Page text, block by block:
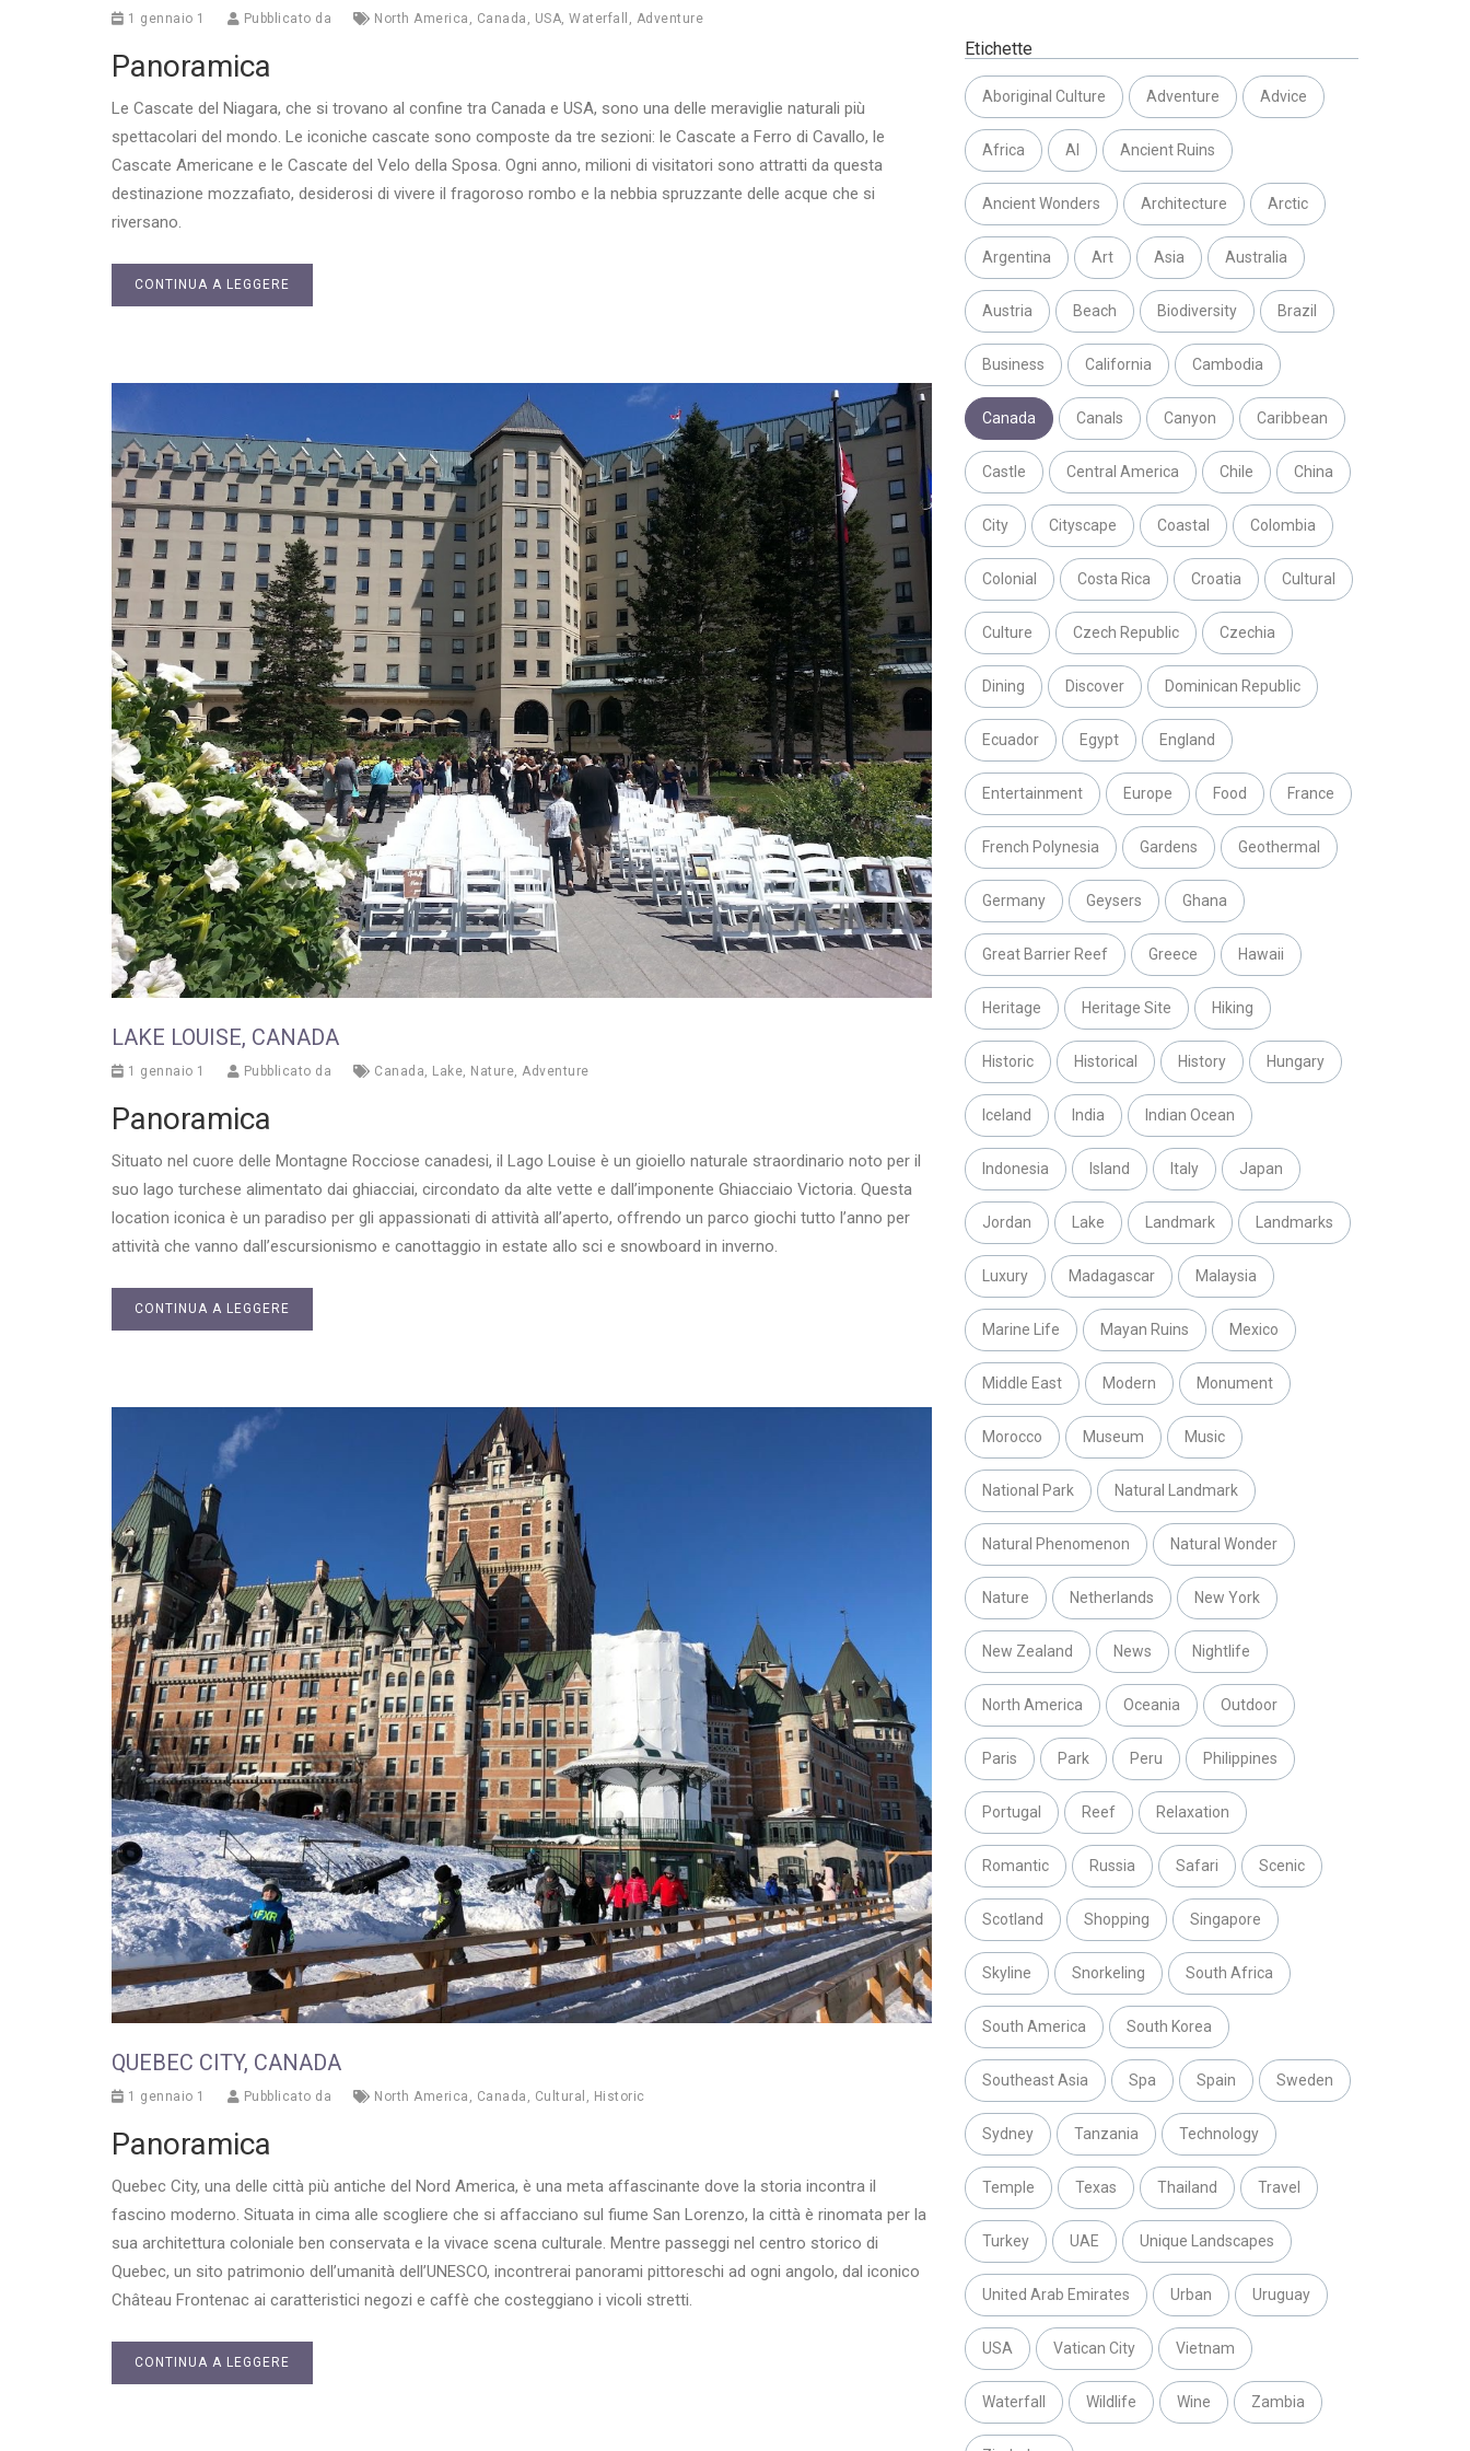
1 gennaio 1 Pubblicato da North America , Canada , USA, Waterfall , Adventure
Panoramica
Le Cascate del Niagara, che si trovano al confine tra Canada e USA, sono una delle meraviglie naturali più
spettacolari del mondo. Le iconiche cascate sono composte da tre sezioni: le Cascate a Ferro di Cavallo, le
Cascate Americane e le Cascate del Velo della Sposa. Ogni anno, milioni di visitatori sono attratti da questa
destinazione mozzafiato, desiderosi di vivere il fragoroso rombo e la nebbia spruzzante delle acque che si
riversano.
CONTINUA A LEGGERE
LAKE LOUISE, CANADA
1 gennaio 1 Pubblicato da Canada, Lake, Nature, Adventure
Panoramica
Situato nel cuore delle Montagne Rocciose canadesi, il Lago Louise è un gioiello naturale straordinario noto per il
suo lago turchese alimentato dai ghiacciai, circondato da alte vette e dall’imponente Ghiacciaio Victoria. Questa
location iconica è un paradiso per gli appassionati di attività all’aperto, offrendo un parco giochi tutto l’anno per
attività che vanno dall’escursionismo e canottaggio in estate allo sci e snowboard in inverno.
CONTINUA A LEGGERE
QUEBEC CITY, CANADA
1 gennaio 1 Pubblicato da North America Canada Cultural Historic
Panoramica
Quebec City, una delle città più antiche del Nord America, è una meta affascinante dove la storia incontra il
fascino moderno. Situata in cima alle scogliere che si affacciano sul fiume San Lorenzo, la città è rinomata per la
sua architettura coloniale ben conservata e la vivace scena culturale. Mentre passeggi nel centro storico di
Quebec, un sito patrimonio dell’umanità dell’UNESCO, incontrerai panorami pittoreschi ad ogni angolo, dal iconico
Château Frontenac ai caratteristici negozi e caffè che costeggiano i vicoli stretti.
CONTINUA A LEGGERE
Etichette
Aboriginal Culture Adventure Advice
Africa AI Ancient Ruins
Ancient Wonders Architecture Arctic
Argentina Art Asia Australia
Austria Beach Biodiversity Brazil
Business California Cambodia
Canada Canals Canyon Caribbean
Castle Central America Chile China
City Cityscape Coastal Colombia
Colonial Costa Rica Croatia Cultural
Culture Czech Republic Czechia
Dining Discover Dominican Republic
Ecuador Egypt England
Entertainment Europe Food France
French Polynesia Gardens Geothermal
Germany Geysers Ghana
Great Barrier Reef Greece Hawaii
Heritage Heritage Site Hiking
Historic Historical History Hungary
Iceland India Indian Ocean
Indonesia Island Italy Japan
Jordan Lake Landmark Landmarks
Luxury Madagascar Malaysia
Marine Life Mayan Ruins Mexico
Middle East Modern Monument
Morocco Museum Music
National Park Natural Landmark
Natural Phenomenon Natural Wonder
Nature Netherlands New York
New Zealand News Nightlife
North America Oceania Outdoor
Paris Park Peru Philippines
Portugal Reef Relaxation
Romantic Russia Safari Scenic
Scotland Shopping Singapore
Skyline Snorkeling South Africa
South America South Korea
Southeast Asia Spa Spain Sweden
Sydney Tanzania Technology
Temple Texas Thailand Travel
Turkey UAE Unique Landscapes
United Arab Emirates Urban Uruguay
USA Vatican City Vietnam
Waterfall Wildlife Wine Zambia